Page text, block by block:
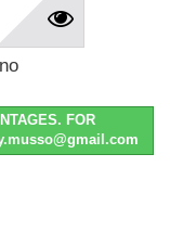
FOR